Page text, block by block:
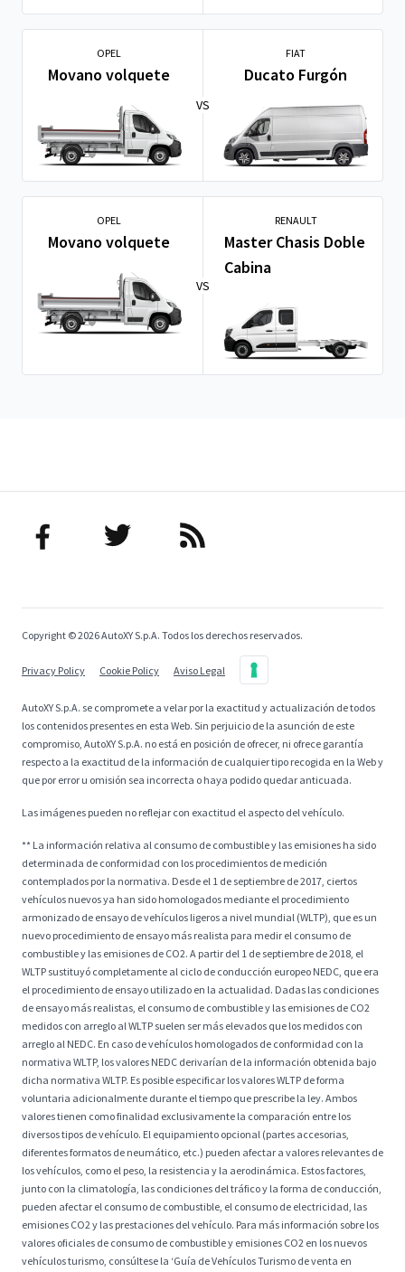
OPEL
Movano volquete
VS
FIAT
Ducato Furgón
OPEL
Movano volquete
VS
RENAULT
Master Chasis Doble
Cabina
Copyright © 2026 AutoXY S.p.A. Todos los derechos reservados.
Privacy Policy Cookie Policy Aviso Legal
AutoXY S.p.A. se compromete a velar por la exactitud y actualización de todos
los contenidos presentes en esta Web. Sin perjuicio de la asunción de este
compromiso, AutoXY S.p.A. no está en posición de ofrecer, ni ofrece garantía
respecto a la exactitud de la información de cualquier tipo recogida en la Web y
que por error u omisión sea incorrecta o haya podido quedar anticuada.
Las imágenes pueden no reflejar con exactitud el aspecto del vehículo.
** La información relativa al consumo de combustible y las emisiones ha sido
determinada de conformidad con los procedimientos de medición
contemplados por la normativa. Desde el 1 de septiembre de 2017, ciertos
vehículos nuevos ya han sido homologados mediante el procedimiento
armonizado de ensayo de vehículos ligeros a nivel mundial (WLTP), que es un
nuevo procedimiento de ensayo más realista para medir el consumo de
combustible y las emisiones de CO2. A partir del 1 de septiembre de 2018, el
WLTP sustituyó completamente al ciclo de conducción europeo NEDC, que era
el procedimiento de ensayo utilizado en la actualidad. Dadas las condiciones
de ensayo más realistas, el consumo de combustible y las emisiones de CO2
medidos con arreglo al WLTP suelen ser más elevados que los medidos con
arreglo al NEDC. En caso de vehículos homologados de conformidad con la
normativa WLTP, los valores NEDC derivarían de la información obtenida bajo
dicha normativa WLTP. Es posible especificar los valores WLTP de forma
voluntaria adicionalmente durante el tiempo que prescribe la ley. Ambos
valores tienen como finalidad exclusivamente la comparación entre los
diversos tipos de vehículo. El equipamiento opcional (partes accesorias,
diferentes formatos de neumático, etc.) pueden afectar a valores relevantes de
los vehículos, como el peso, la resistencia y la aerodinámica. Estos factores,
junto con la climatología, las condiciones del tráfico y la forma de conducción,
pueden afectar el consumo de combustible, el consumo de electricidad, las
emisiones CO2 y las prestaciones del vehículo. Para más información sobre los
valores oficiales de consumo de combustible y emisiones CO2 en los nuevos
vehículos turismo, consúltese la ‘Guía de Vehículos Turismo de venta en